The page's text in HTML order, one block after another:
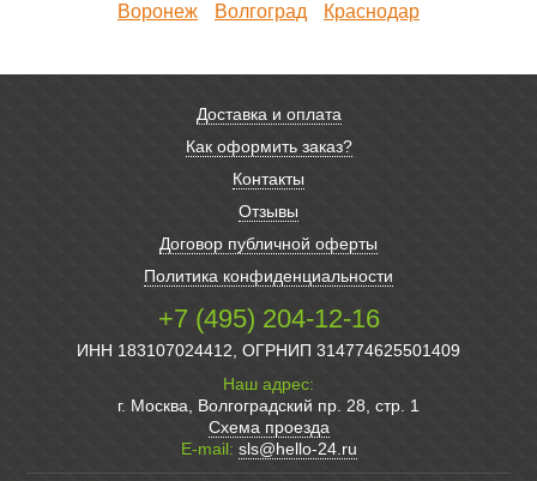
Воронеж
Волгоград Краснодар
Доставка и оплата
Как оформить заказ?
Контакты
Отзывы
Договор публичной оферты
Политика конфиденциальности
+7 (495) 204-12-16
ИНН 183107024412, ОГРНИП 314774625501409
Наш адрес:
г. Москва, Волгоградский пр. 28, стр. 1
Схема проезда
E-mail: sls@hello-24.ru